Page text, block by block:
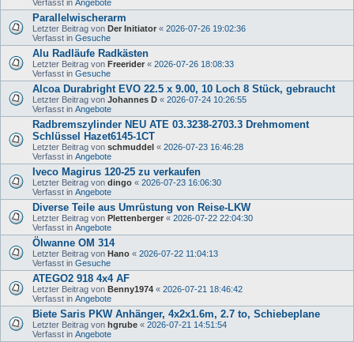
Verfasst in Angebote
Parallelwischerarm
Letzter Beitrag von Der Initiator « 2026-07-26 19:02:36
Verfasst in Gesuche
Alu Radläufe Radkästen
Letzter Beitrag von Freerider « 2026-07-26 18:08:33
Verfasst in Gesuche
Alcoa Durabright EVO 22.5 x 9.00, 10 Loch 8 Stück, gebraucht
Letzter Beitrag von Johannes D « 2026-07-24 10:26:55
Verfasst in Angebote
Radbremszylinder NEU ATE 03.3238-2703.3 Drehmoment
Schlüssel Hazet6145-1CT
Letzter Beitrag von schmuddel « 2026-07-23 16:46:28
Verfasst in Angebote
Iveco Magirus 120-25 zu verkaufen
Letzter Beitrag von dingo « 2026-07-23 16:06:30
Verfasst in Angebote
Diverse Teile aus Umrüstung von Reise-LKW
Letzter Beitrag von Plettenberger « 2026-07-22 22:04:30
Verfasst in Angebote
Ölwanne OM 314
Letzter Beitrag von Hano « 2026-07-22 11:04:13
Verfasst in Gesuche
ATEGO2 918 4x4 AF
Letzter Beitrag von Benny1974 « 2026-07-21 18:46:42
Verfasst in Angebote
Biete Saris PKW Anhänger, 4x2x1.6m, 2.7 to, Schiebeplane
Letzter Beitrag von hgrube « 2026-07-21 14:51:54
Verfasst in Angebote